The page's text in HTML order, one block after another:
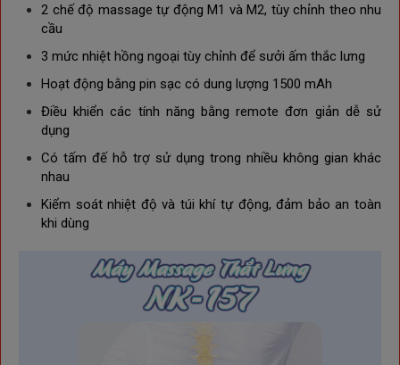
2 chế độ massage tự động M1 và M2, tùy chỉnh theo nhu
cầu
3 mức nhiệt hồng ngoại tùy chỉnh để sưởi ấm thắc lưng
Hoạt động bằng pin sạc có dung lượng 1500 mAh
Điều khiển các tính năng bằng remote đơn giản dễ sử
dụng
Có tấm đế hỗ trợ sử dụng trong nhiều không gian khác
nhau
Kiểm soát nhiệt độ và túi khí tự động, đảm bảo an toàn
khi dùng